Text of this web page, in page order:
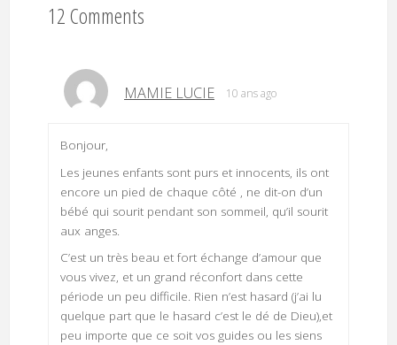
12 Comments
MAMIE LUCIE 10 ans ago
Bonjour,
Les jeunes enfants sont purs et innocents, ils ont
encore un pied de chaque côté , ne dit-on d’un
bébé qui sourit pendant son sommeil, qu’il sourit
aux anges.
C’est un très beau et fort échange d’amour que
vous vivez, et un grand réconfort dans cette
période un peu difficile. Rien n’est hasard (j’ai lu
quelque part que le hasard c’est le dé de Dieu),et
peu importe que ce soit vos guides ou les siens